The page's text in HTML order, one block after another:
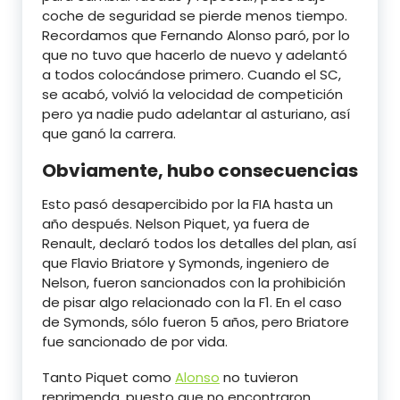
coche de seguridad se pierde menos tiempo.
Recordamos que Fernando Alonso paró, por lo
que no tuvo que hacerlo de nuevo y adelantó
a todos colocándose primero. Cuando el SC,
se acabó, volvió la velocidad de competición
pero ya nadie pudo adelantar al asturiano, así
que ganó la carrera.
Obviamente, hubo consecuencias
Esto pasó desapercibido por la FIA hasta un
año después. Nelson Piquet, ya fuera de
Renault, declaró todos los detalles del plan, así
que Flavio Briatore y Symonds, ingeniero de
Nelson, fueron sancionados con la prohibición
de pisar algo relacionado con la F1. En el caso
de Symonds, sólo fueron 5 años, pero Briatore
fue sancionado de por vida.
Tanto Piquet como Alonso no tuvieron